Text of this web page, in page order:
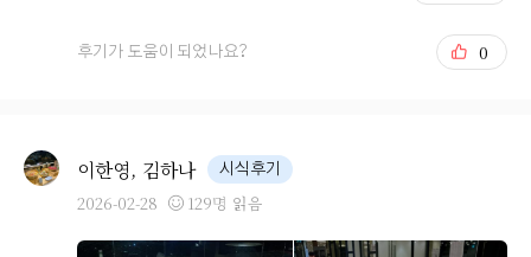
더베니르는 최종 리허설을 따로 하지않고 본식 당일 예식
전에 설명을 듣고 예식이 진행돼요. 걱정이 많은 신부 덕에
(나^^) 저희는 미리 연락을 드리고 동선을 보러 갔어요! 내
도 깔꼼 우리 진짜 결혼하구나 하며 예식 하루 전을 바쁘게
보냈어요​ 본식 당일 저희는 더베니르 홀패키지로 진행해서
후기가 도움이 되었나요? 0
이한영, 김하나 시식후기
2026-02-28 129명 읽음